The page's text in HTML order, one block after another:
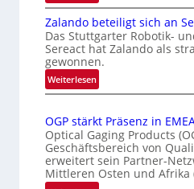
e
r
k
u
n
g
a
t
i
e
t
e
K
o
I
n
t
e
r
n
o
n
a
Zalando beteiligt sich an
Das Stuttgarter Robotik-
Sereact hat Zalando als
gewonnen.
Weiterlesen:
Z
l
a
n
d
o
OGP stärkt Präsenz in
Optical Gaging Products
Geschäftsbereich von
erweitert sein Partner-
Mittleren Osten und Afrika